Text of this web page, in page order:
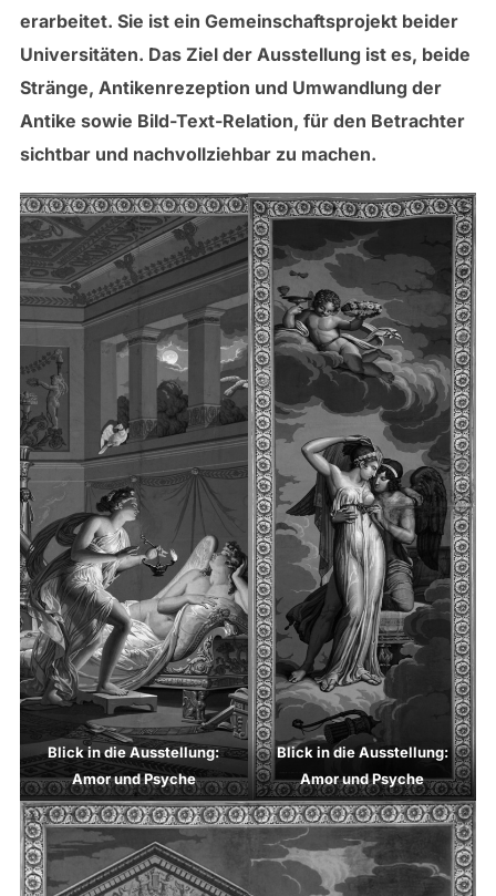
erarbeitet. Sie ist ein Gemeinschaftsprojekt beider
Universitäten. Das Ziel der Ausstellung ist es, beide
Stränge, Antikenrezeption und Umwandlung der
Antike sowie Bild-Text-Relation, für den Betrachter
sichtbar und nachvollziehbar zu machen.
Blick in die Ausstellung:
Amor und Psyche
Blick in die Ausstellung:
Amor und Psyche